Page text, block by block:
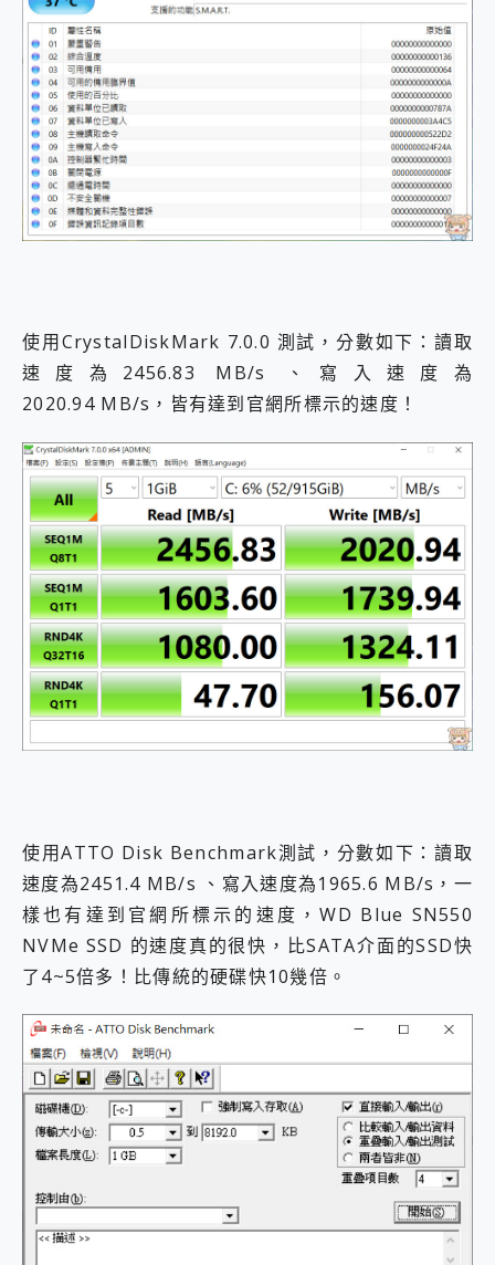
使用CrystalDiskMark 7.0.0 測試，分數如下：讀取
速度為2456.83 MB/s 、寫入速度為
2020.94 MB/s，皆有達到官網所標示的速度！
使用ATTO Disk Benchmark測試，分數如下：讀取
速度為2451.4 MB/s 、寫入速度為1965.6 MB/s，一
樣也有達到官網所標示的速度，WD Blue SN550
NVMe SSD 的速度真的很快，比SATA介面的SSD快
了4~5倍多！比傳統的硬碟快10幾倍。